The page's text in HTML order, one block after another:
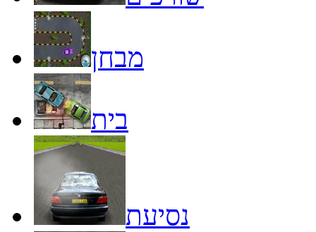
מבחן
בית
נסיעת